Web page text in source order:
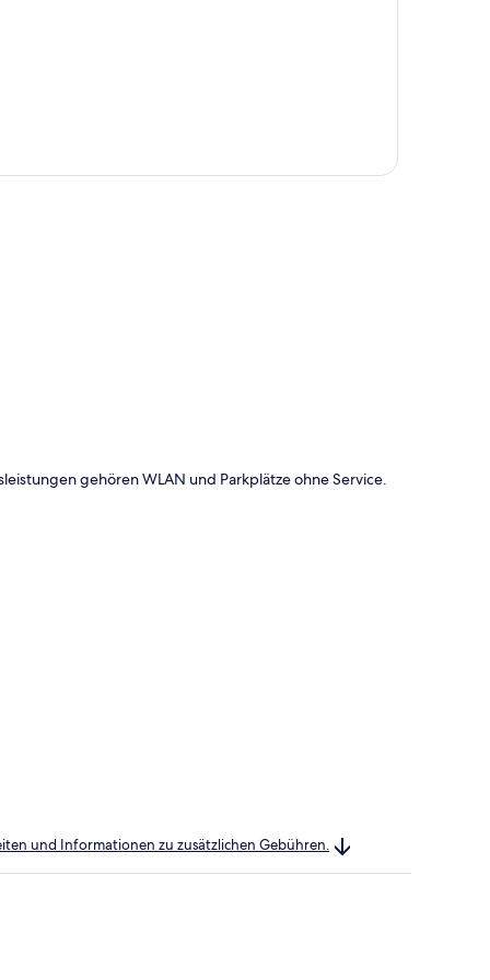
gehören WLAN und Parkplätze ohne Service.
und Informationen zu zusätzlichen Gebühren.